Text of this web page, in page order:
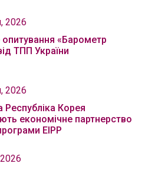
2026
«Барометр
ТПП України
2026
Республіка Корея
економічне партнерство
EIPP